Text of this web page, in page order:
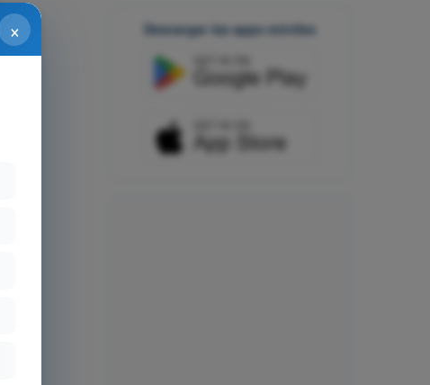
Descargar las apps móviles
×